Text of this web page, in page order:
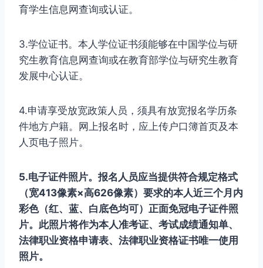
育学生信息网查询或认证。
3.学位证书。本人学位证书须能够在中国学位与研
究生教育信息网查询或在教育部学位与研究生教育
发展中心认证。
4.申请享受放宽政策人员，须具有放宽报名学历条
件地方户籍。网上报名时，应上传户口簿首页及本
人页电子照片。
5.电子证件照片。报名人员应当提供符合规定格式
（宽413像素×高626像素）要求的本人近三个月内
彩色（红、蓝、白底色均可）正面免冠电子证件照
片。此照片将作为本人准考证、考试成绩通知单、
法律职业资格申请表、法律职业资格证书唯一使用
照片。